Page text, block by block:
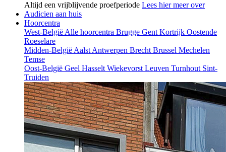
Altijd een vrijblijvende proefperiode Lees hier meer over
Audicien aan huis
Hoorcentra
West-België Alle hoorcentra Brugge Gent Kortrijk Oostende
Roeselare
Midden-België Aalst Antwerpen Brecht Brussel Mechelen
Temse
Oost-België Geel Hasselt Wiekevorst Leuven Turnhout Sint-
Truiden